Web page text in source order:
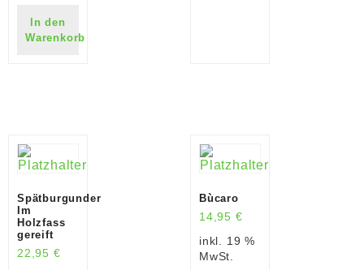
In den
Warenkorb
Spätburgunder
Im
Holzfass
gereift
22,95 €
Bùcaro
14,95 €
inkl. 19 %
MwSt.